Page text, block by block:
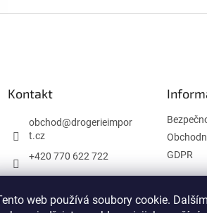
web používá soubory cookie.
Kontakt
obchod@drogerieimpor
t.cz
+420 770 622 722
GDPR